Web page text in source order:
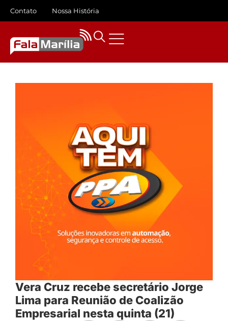
Contato Nossa História
Vera Cruz recebe secretário Jorge
Lima para Reunião de Coalizão
Empresarial nesta quinta (21)